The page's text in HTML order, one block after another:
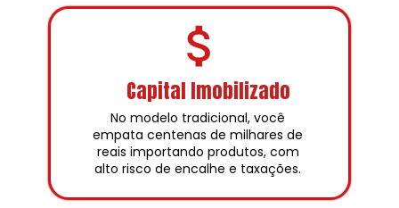
Capital Imobilizado
No modelo tradicional, você
empata centenas de milhares de
reais importando produtos, com
alto risco de encalhe e taxações.